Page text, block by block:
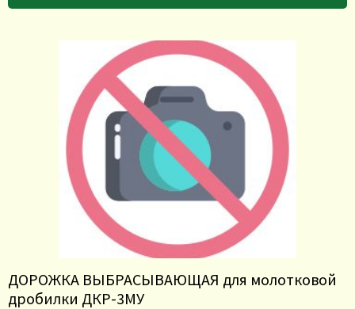
ДОРОЖКА ВЫБРАСЫВАЮЩАЯ для молотковой
дробилки ДКР-3МУ